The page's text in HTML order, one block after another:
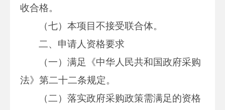
收合格。
（七）本项目不接受联合体。
二、申请人资格要求
（一）满足《中华人民共和国政府采购
法》第二十二条规定。
（二）落实政府采购政策需满足的资格